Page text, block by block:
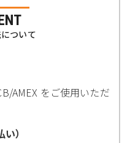
ついて
AMEX をご使用いただ
）